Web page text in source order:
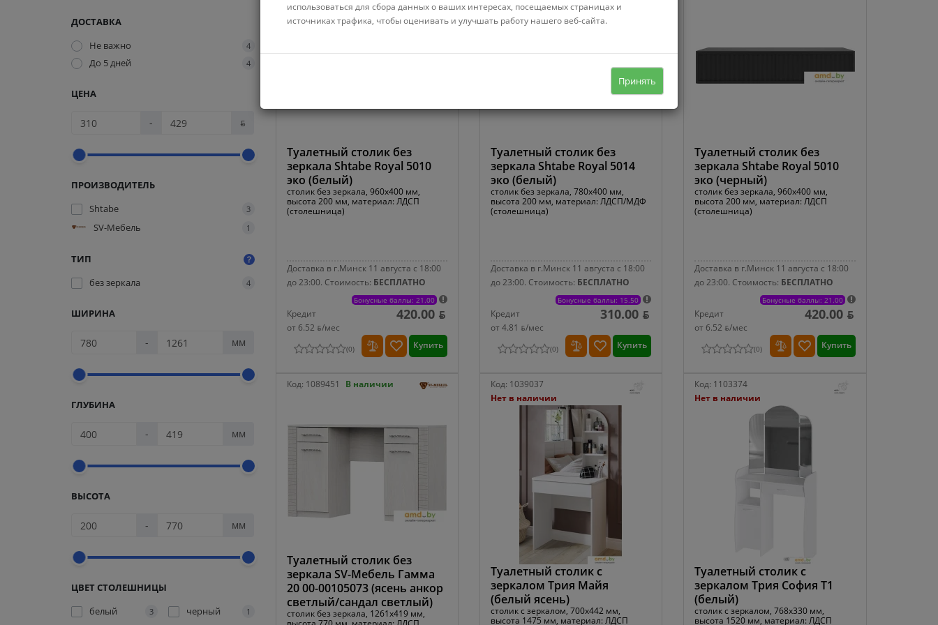
ДОСТАВКА
Не важно
4
До 5 дней 4
ЦЕНА
- ƃ
ПРОИЗВОДИТЕЛЬ
Shtabe
3
SV-Мебель 1
ТИП
без зеркала
4
ШИРИНА
- мм
ГЛУБИНА
- мм
ВЫСОТА
- мм
ЦВЕТ СТОЛЕШНИЦЫ
белый
3 черный 1
Туалетный столик без
зеркала Shtabe Royal 5010
эко (белый)
столик без зеркала, 960x400 мм,
высота 200 мм, материал: ЛДСП
(столешница)
Доставка в г.Минск 11 августа с 18:00
до 23:00. Стоимость: БЕСПЛАТНО
Бонусные баллы: 21.00
Кредит
от 6.52 ƃ/мec
420.00 ƃ
(0) Купить
Туалетный столик без
зеркала Shtabe Royal 5014
эко (белый)
столик без зеркала, 780x400 мм,
высота 200 мм, материал: ЛДСП/МДФ
(столешница)
Доставка в г.Минск 11 августа с 18:00
до 23:00. Стоимость: БЕСПЛАТНО
Бонусные баллы: 15.50
Кредит
от 4.81 ƃ/мec
310.00 ƃ
(0) Купить
Туалетный столик без
зеркала Shtabe Royal 5010
эко (черный)
столик без зеркала, 960x400 мм,
высота 200 мм, материал: ЛДСП
(столешница)
Доставка в г.Минск 11 августа с 18:00
до 23:00. Стоимость: БЕСПЛАТНО
Бонусные баллы: 21.00
Кредит
от 6.52 ƃ/мec
420.00 ƃ
(0) Купить
Код: 1089451 В наличии
Туалетный столик без
зеркала SV-Мебель Гамма
20 00-00105073 (ясень анкор
светлый/сандал светлый)
столик без зеркала, 1261x419 мм,
Код: 1039037
Нет в наличии
Туалетный столик с
зеркалом Трия Майя
(белый ясень)
столик с зеркалом, 700x442 мм,
высота 1475 мм, материал: ЛДСП
Код: 1103374
Нет в наличии
Туалетный столик с
зеркалом Трия София Т1
(белый)
столик с зеркалом, 768x330 мм,
высота 1520 мм, материал: ЛДСП
использоваться для сбора данных о ваших интересах, посещаемых страницах и
источниках трафика, чтобы оценивать и улучшать работу нашего веб-сайта.
Принять